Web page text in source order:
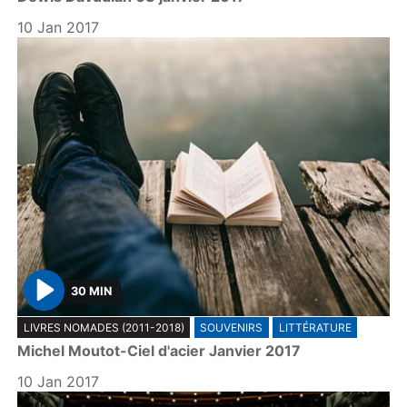
10 Jan 2017
P
l
a
y
30 MIN
LIVRES NOMADES (2011-2018) SOUVENIRS LITTÉRATURE
Michel Moutot-Ciel d'acier Janvier 2017
10 Jan 2017